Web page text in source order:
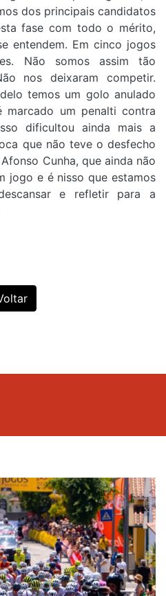
dos principais candidatos
fase com todo o mérito,
entendem. Em cinco jogos
Não somos assim tão
nos deixaram competir.
temos um golo anulado
um penalti contra
dificultou ainda mais a
que não teve o desfecho
Cunha, que ainda não
jogo e é nisso que estamos
e refletir para a